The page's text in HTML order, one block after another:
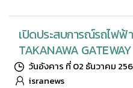
เปิดประสบการณ์รถไฟ
TAKANAWA
วันอังคาร ที่ 02 ธันวาคม
isranews